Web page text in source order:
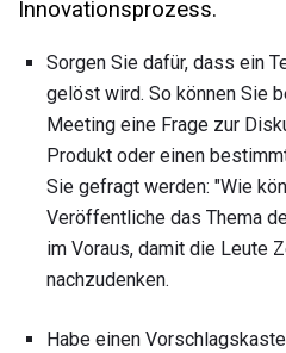
Innovationsprozess.
Sorgen Sie dafür, dass ein
gelöst wird. So können Sie
Meeting eine Frage zur
Produkt oder einen
Sie gefragt werden: "Wie
Veröffentliche das Thema
im Voraus, damit die Leute
nachzudenken.
Habe einen